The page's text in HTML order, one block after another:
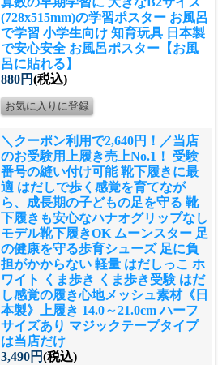
(728x515mm)の学習ポスター お風呂
で学習 小学生向け 知育玩具 日本製
で安心安全 お風呂ポスター【お風
呂に貼れる】
880円(税込)
＼クーポン利用で2,640円！／当店
のお受験用上履き売上No.1！ 受験
番号の縫い付け可能 靴下履きに最
適 はだしで歩く感覚を育てなが
ら、成長期の子どもの足を守る 靴
下履きも安心なハナオグリップなし
モデル靴下履きOK ムーンスター 足
の健康を守る歩育シューズ 足に負
担がかからない 軽量 はだしっこ ホ
ワイト くま歩き くま歩き受験 はだ
し感覚の履き心地メッシュ素材《日
本製》上履き 14.0～21.0cm ハーフ
サイズあり マジックテープタイプ
は当店だけ
3,490円(税込)